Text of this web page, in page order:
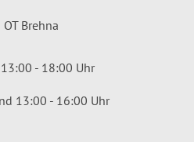
Brehna
- 18:00 Uhr
13:00 - 16:00 Uhr